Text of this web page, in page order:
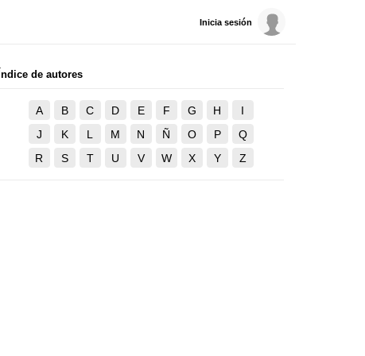
Inicia sesión
Índice de autores
A B C D E F G H
I
J
K L M N Ñ O P
Q
R
S T U V W X Y Z